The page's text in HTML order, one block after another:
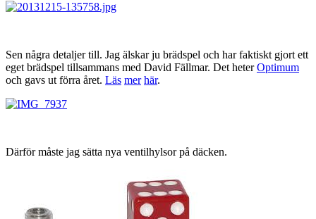
Sen några detaljer till. Jag älskar ju brädspel och har faktiskt gjort ett
eget brädspel tillsammans med David Fällmar. Det heterOptimum
och gavs ut förra året. Läs mer här.
Därför måste jag sätta nya ventilhylsor på däcken.